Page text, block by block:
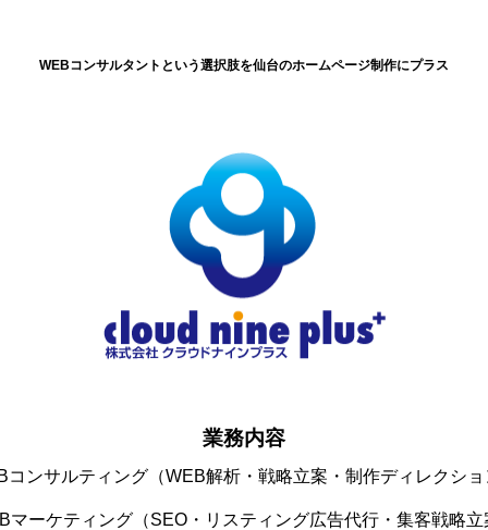
WEBコンサルタントという選択肢を仙台のホームページ制作にプラス
業務内容
コンサルティング（WEB解析・戦略立案・制作ディレクシ
マーケティング（SEO・リスティング広告代行・集客戦略立